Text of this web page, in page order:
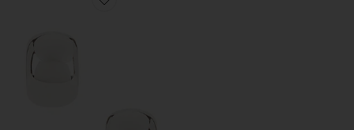
Favorite KY フープ